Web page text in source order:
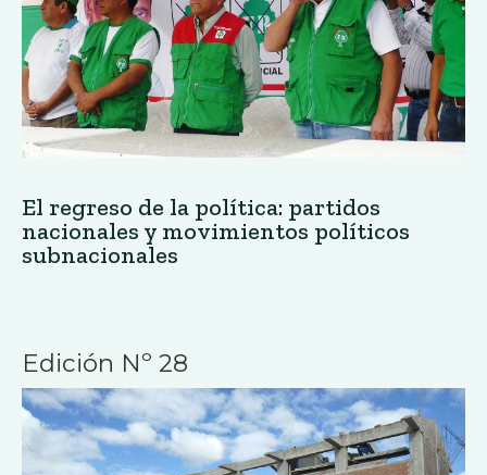
El regreso de la política: partidos
nacionales y movimientos políticos
subnacionales
Edición Nº 28